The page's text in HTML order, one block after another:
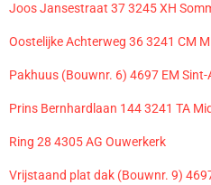
Joos Jansestraat 37 3245 XH
Oostelijke Achterweg 36 3241 CM
Pakhuus (Bouwnr. 6) 4697 EM Sint-
Prins Bernhardlaan 144 3241 TA
Ring 28 4305 AG Ouwerkerk
Vrijstaand plat dak (Bouwnr. 9)